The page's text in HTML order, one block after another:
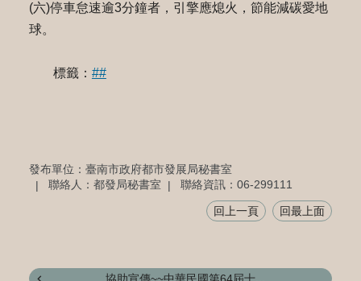
(六)停車怠速逾3分鐘者，引擎應熄火，節能減碳愛地
球。
標籤： ##
發布單位：臺南市政府都市發展局秘書室
聯絡人：都發局秘書室
聯絡資訊：06-299111
回上一頁 回最上面